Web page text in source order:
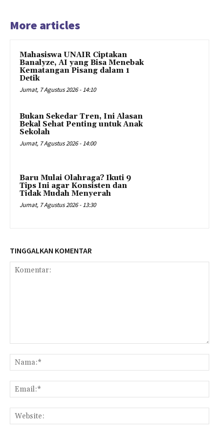
More articles
Mahasiswa UNAIR Ciptakan
Banalyze, AI yang Bisa Menebak
Kematangan Pisang dalam 1
Detik
Jumat, 7 Agustus 2026 - 14:10
Bukan Sekedar Tren, Ini Alasan
Bekal Sehat Penting untuk Anak
Sekolah
Jumat, 7 Agustus 2026 - 14:00
Baru Mulai Olahraga? Ikuti 9
Tips Ini agar Konsisten dan
Tidak Mudah Menyerah
Jumat, 7 Agustus 2026 - 13:30
TINGGALKAN KOMENTAR